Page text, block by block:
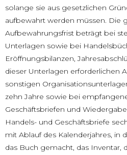
solange sie aus gesetzlichen
aufbewahrt werden müssen. Die
Aufbewahrungsfrist beträgt bei
Unterlagen sowie bei
Eröffnungsbilanzen,
dieser Unterlagen erforderlichen
sonstigen
zehn Jahre sowie bei
Geschäftsbriefen und
Handels- und Geschäftsbriefe
mit Ablauf des Kalenderjahres, in
das Buch gemacht, das Inventar,